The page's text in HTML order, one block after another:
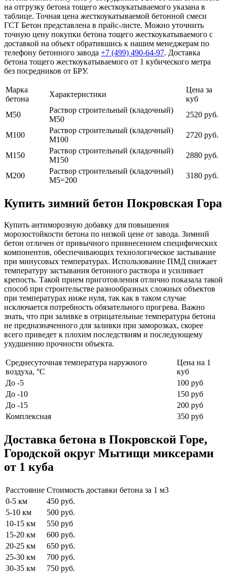
на отгрузку бетона тощего жесткоукатываемого указана в
таблице. Точная цена жесткоукатываемой бетонной смеси
ГСТ Бетон представлена в прайс-листе. Можно уточнить
точную цену покупки бетона тощего жесткоукатываемого с
доставкой на объект обратившись к нашим менеджерам по
телефону бетонного завода +7 (499) 490-64-97. Доставка
бетона тощего жесткоукатываемого от 1 кубического метра
без посредников от БРУ.
Марка
бетона
Характеристики
Цена за
куб
М50
Раствор строительный (кладочный)
М50
2520 руб.
М100
Раствор строительный (кладочный)
М100
2720 руб.
М150
Раствор строительный (кладочный)
М150
2880 руб.
М200
Раствор строительный (кладочный)
М5=200
3180 руб.
Купить зимний бетон Покровская Гора
Купить антиморозную добавку для повышения
морозостойкости бетона по низкой цене от завода. Зимний
бетон отличен от привычного привнесением специфических
компонентов, обеспечивающих технологическое застывание
при минусовых температурах. Использование ПМД снижает
температуру застывания бетонного раствора и усиливает
крепость. Такой прием приготовления отлично показала такой
способ при строительстве разнообразных сложных объектов
при температурах ниже нуля, так как в таком случае
исключается потребность обязательного прогрева. Важно
знать, что при заливке в отрицательные температуры бетона
не предназначенного для заливки при заморозках, скорее
всего приведет к плохим последствиям и последующему
ухудшению прочности объекта.
Среднесуточная температура наружного
воздуха, °C
Цена на 1
куб
До -5
100 руб
До -10
150 руб
До -15
200 руб
Комплексная
350 руб
Доставка бетона в Покровской Горе,
Городской округ Мытищи миксерами
от 1 куба
Расстояние Стоимость доставки бетона за 1 м3
0-5 км
450 руб.
5-10 км
500 руб.
10-15 км
550 руб
15-20 км
600 руб.
20-25 км
650 руб.
25-30 км
700 руб.
30-35 км
750 руб.